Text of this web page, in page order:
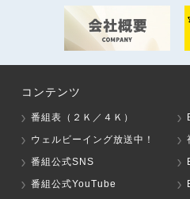
コンテンツ
番組表（２Ｋ／４Ｋ）
ウェルビーイング放送中！
番組公式SNS
番組公式YouTube